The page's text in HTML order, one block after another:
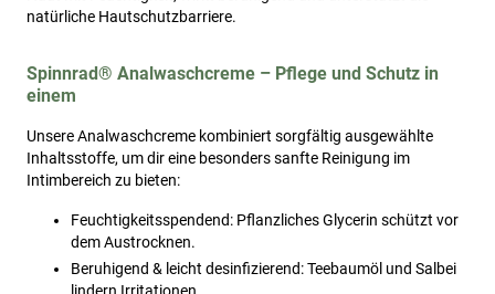
natürliche Hautschutzbarriere.
Spinnrad® Analwaschcreme – Pflege und Schutz in
einem
Unsere Analwaschcreme kombiniert sorgfältig ausgewählte
Inhaltsstoffe, um dir eine besonders sanfte Reinigung im
Intimbereich zu bieten:
Feuchtigkeitsspendend: Pflanzliches Glycerin schützt vor
dem Austrocknen.
Beruhigend & leicht desinfizierend: Teebaumöl und Salbei